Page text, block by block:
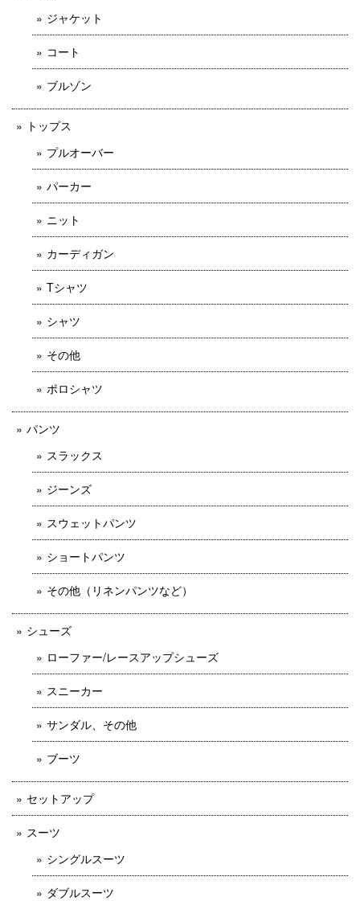
ジャケット
コート
ブルゾン
トップス
プルオーバー
パーカー
ニット
カーディガン
Tシャツ
シャツ
その他
ポロシャツ
パンツ
スラックス
ジーンズ
スウェットパンツ
ショートパンツ
その他（リネンパンツなど）
シューズ
ローファー/レースアップシューズ
スニーカー
サンダル、その他
ブーツ
セットアップ
スーツ
シングルスーツ
ダブルスーツ